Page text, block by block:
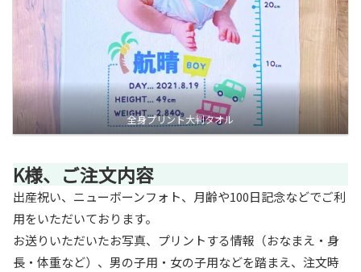
全身プリント大判タオル
K様、ご注文内容
出産祝い、ニューボーンフォト、月齢や100日記念などでご利
用をいただいております。
お送りいただいたお写真、プリントする情報（おなまえ・身
長・体重など）、男の子用・女の子用などを踏まえ、注文時